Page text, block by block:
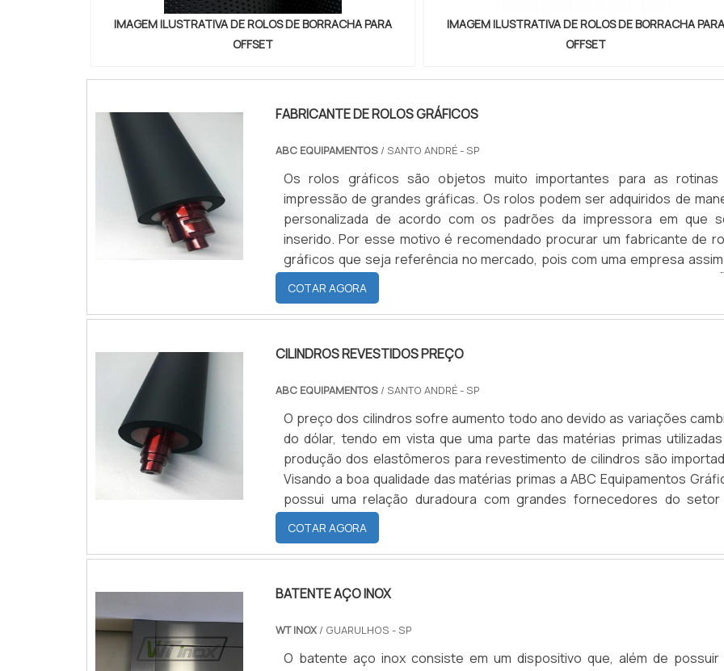
resistência ao ozônio. As principais características do revestimento de
em EPDM são: o material pode ser feito na dureza de 30 a 90
aguentando temperaturas mínimas de -40°C e máximas de 120°C.
relação à resistência aos ácidos, o EPDM possui excelente resistência
mesmo uma cotação pelo portal Soluções Industriais....
IMAGEM ILUSTRATIVA DE ROLOS DE BORRACHA PARA
OFFSET
IMAGEM ILUSTRATIVA DE ROLOS DE BORRACHA PARA
OFFSET
FABRICANTE DE ROLOS GRÁFICOS
ABC EQUIPAMENTOS/ SANTO ANDRÉ - SP
Os rolos gráficos são objetos muito importantes para as rotinas
impressão de grandes gráficas. Os rolos podem ser adquiridos de
personalizada de acordo com os padrões da impressora em que
inserido. Por esse motivo é recomendado procurar um fabricante de
gráficos que seja referência no mercado, pois com uma empresa
produtos fornecidos são de alta qualidade e resistentes.MAIS
SOBRE OS ROLOS GRÁFICOSO rolo tem a função de ajudar na passagem
papel entre .
COTAR AGORA
CILINDROS REVESTIDOS PREÇO
ABC EQUIPAMENTOS/ SANTO ANDRÉ - SP
O preço dos cilindros sofre aumento todo ano devido as variações
do dólar, tendo em vista que uma parte das matérias primas
produção dos elastômeros para revestimento de cilindros são
Visando a boa qualidade das matérias primas a ABC Equipamentos
possui uma relação duradoura com grandes fornecedores do setor
borracha. Saiba mais informações sobre cilindro e suas vantagensOs
podem variar de acordo com a modalidade de venda escolhida, que pode
cilindros novos; o revestimento do próprio cilindro do cliente ou venda a
meio de uma declaração, a devolver seus eixos usados dentro do prazo de
Silicone. Os cilindros revestidos também podem variar, caso seja
COTAR AGORA
BATENTE AÇO INOX
WT INOX/ GUARULHOS - SP
O batente aço inox consiste em um dispositivo que, além de possuir